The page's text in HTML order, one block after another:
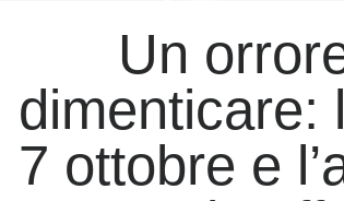
Un
dimenticare:
7 ottobre e